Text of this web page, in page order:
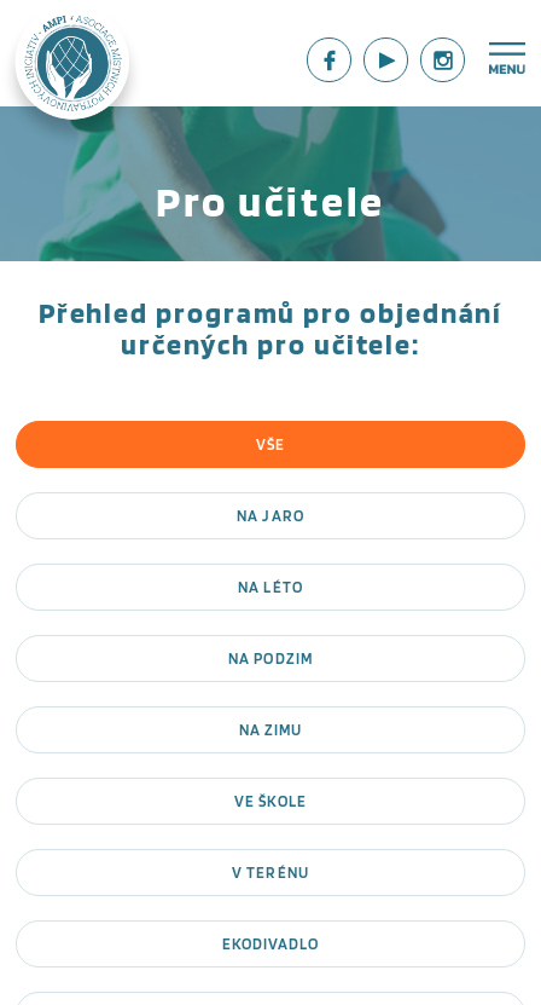
Pro učitele
Přehled programů pro objednání
určených pro učitele:
VŠE
NA JARO
NA LÉTO
NA PODZIM
NA ZIMU
VE ŠKOLE
V TERÉNU
EKODIVADLO